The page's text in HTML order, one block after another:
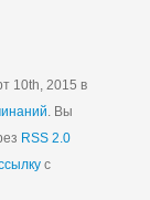
10th, 2015 в
. Вы
RSS 2.0
с